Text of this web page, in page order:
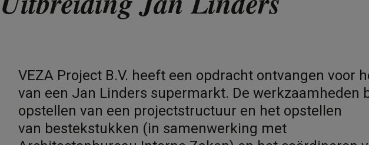
VEZA Project B.V. heeft een opdracht ontvangen voor
van een Jan Linders supermarkt. De werkzaamheden
opstellen van een projectstructuur en het opstellen
van bestekstukken (in samenwerking met